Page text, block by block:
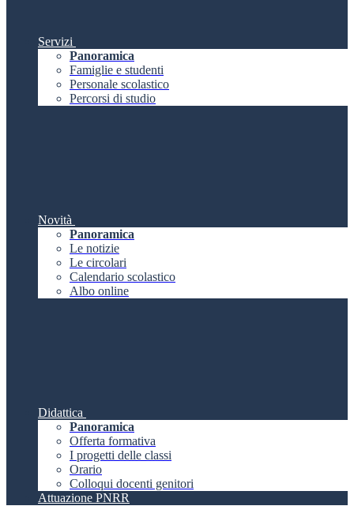
Servizi
Panoramica
Famiglie e studenti
Personale scolastico
Percorsi di studio
Novità
Panoramica
Le notizie
Le circolari
Calendario scolastico
Albo online
Didattica
Panoramica
Offerta formativa
I progetti delle classi
Orario
Colloqui docenti genitori
Attuazione PNRR